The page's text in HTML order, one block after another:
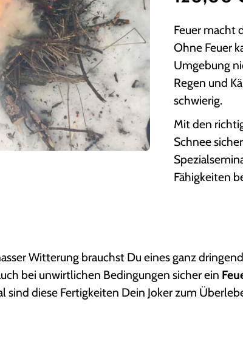
Feuer macht
Ohne Feuer
Umgebung
Regen und
schwierig.
Mit den
Schnee
Fähigkeiten
Witterung brauchst Du eines ganz
bei unwirtlichen Bedingungen sicher ein
sind diese Fertigkeiten Dein Joker zum